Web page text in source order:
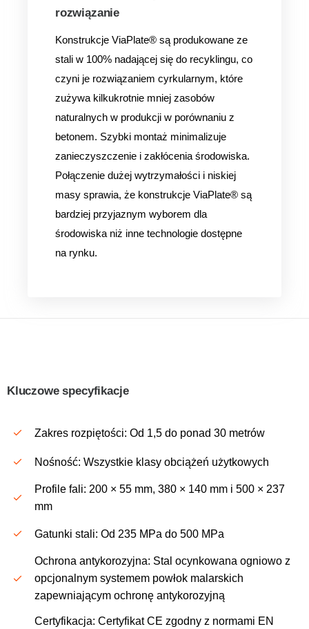
rozwiązanie
Konstrukcje ViaPlate® są produkowane ze
stali w 100% nadającej się do recyklingu, co
czyni je rozwiązaniem cyrkularnym, które
zużywa kilkukrotnie mniej zasobów
naturalnych w produkcji w porównaniu z
betonem. Szybki montaż minimalizuje
zanieczyszczenie i zakłócenia środowiska.
Połączenie dużej wytrzymałości i niskiej
masy sprawia, że konstrukcje ViaPlate® są
bardziej przyjaznym wyborem dla
środowiska niż inne technologie dostępne
na rynku.
Kluczowe specyfikacje
Zakres rozpiętości: Od 1,5 do ponad 30 metrów
Nośność: Wszystkie klasy obciążeń użytkowych
Profile fali: 200 × 55 mm, 380 × 140 mm i 500 × 237
mm
Gatunki stali: Od 235 MPa do 500 MPa
Ochrona antykorozyjna: Stal ocynkowana ogniowo z
opcjonalnym systemem powłok malarskich
zapewniającym ochronę antykorozyjną
Certyfikacja: Certyfikat CE zgodny z normami EN